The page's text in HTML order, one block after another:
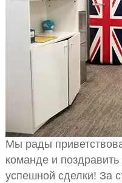
Мы рады
команде и
успешной сделки! За